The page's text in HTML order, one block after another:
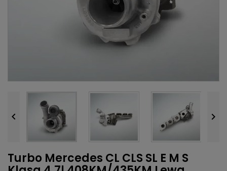
 
Turbo Mercedes CL CLS SL E M S